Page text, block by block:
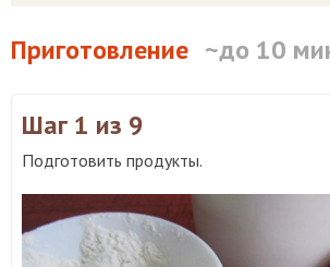
Приготовление ~до 10
Шаг 1 из 9
Подготовить продукты.